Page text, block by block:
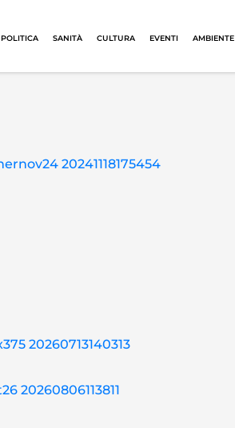
POLITICA SANITÀ CULTURA EVENTI AMBIENTE